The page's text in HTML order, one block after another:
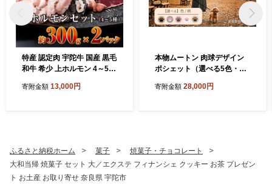
特産 認定肉 宇陀牛 国産 黒毛
和牛 希少 上ホルモン 4～5種
と納税 牛肉 焼肉 レア 人気 B
寄附金額 13,000円
本物ムートン 肉球デザイン
ポシェット（選べる5色・内
ンバッグ ショルダーバッグ
と納税
寄附金額 28,000円
ふるさと納税ホーム 菓子
焼菓子・チョコレート
大和当帰 焼菓子 セット 大／エクステ フィナンシェ クッキー お茶 プレゼン
ト お土産 お取り寄せ 奈良県 宇陀市